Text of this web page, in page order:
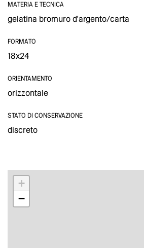
MATERIA E TECNICA
gelatina bromuro d'argento/carta
FORMATO
18x24
ORIENTAMENTO
orizzontale
STATO DI CONSERVAZIONE
discreto
+
−